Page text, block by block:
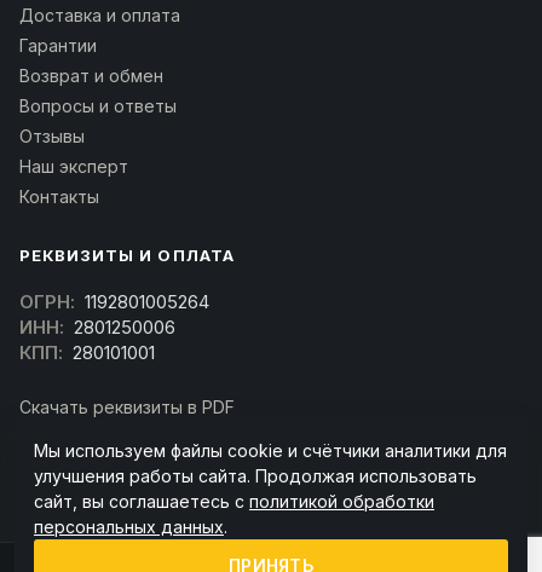
Доставка и оплата
Гарантии
Возврат и обмен
Вопросы и ответы
Отзывы
Наш эксперт
Контакты
РЕКВИЗИТЫ И ОПЛАТА
ОГРН: 1192801005264
ИНН: 2801250006
КПП: 280101001
Скачать реквизиты в PDF
(Скачать договор)
Мы используем файлы cookie и счётчики аналитики для
улучшения работы сайта. Продолжая использовать
сайт, вы соглашаетесь с политикой обработки
персональных данных.
ПРИНЯТЬ